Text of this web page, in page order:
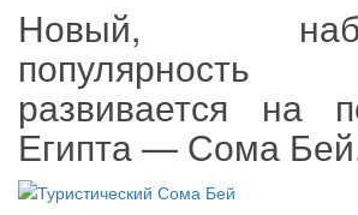
Новый,
развивается на
Египта — Сома